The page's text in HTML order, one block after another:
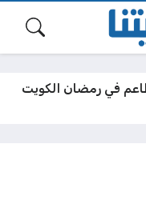
في رمضان الكويت